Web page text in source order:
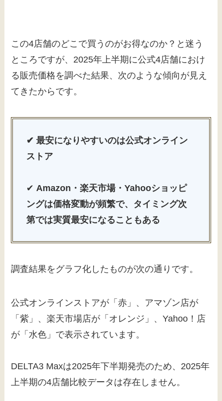
この4店舗のどこで買うのがお得なのか？と迷う
ところですが、2025年上半期に公式4店舗におけ
る販売価格を調べた結果、次のような傾向が見え
てきたからです。
✔ 最安になりやすいのは公式オンライン
ストア
✔Amazon・楽天市場・Yahooショッピ
ングは価格変動が頻繁で、タイミング次
第では実質最安になることもある
調査結果をグラフ化したものが次の通りです。
公式オンラインストアが「赤」、アマゾン店が
「紫」、楽天市場店が「オレンジ」、Yahoo！店
が「水色」で表示されています。
DELTA3 Maxは2025年下半期発売のため、2025年
上半期の4店舗比較データは存在しません。